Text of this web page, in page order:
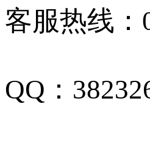
客服热线：
QQ：